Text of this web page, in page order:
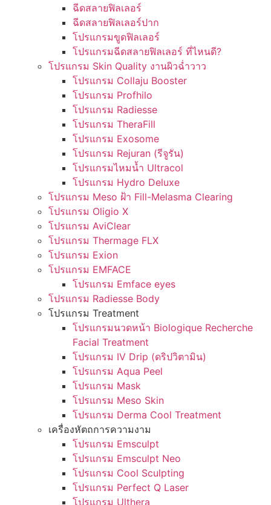
ฉีดสลายฟิลเลอร์
ฉีดสลายฟิลเลอร์ปาก
โปรแกรมขูดฟิลเลอร์
โปรแกรมฉีดสลายฟิลเลอร์ ที่ไหนดี?
โปรแกรม Skin Quality งานผิวฉ่ำวาว
โปรแกรม Collaju Booster
โปรแกรม Profhilo
โปรแกรม Radiesse
โปรแกรม TheraFill
โปรแกรม Exosome
โปรแกรม Rejuran (รีจูรัน)
โปรแกรมไหมน้ำ Ultracol
โปรแกรม Hydro Deluxe
โปรแกรม Meso ฝ้า Fill-Melasma Clearing
โปรแกรม Oligio X
โปรแกรม AviClear
โปรแกรม Thermage FLX
โปรแกรม Exion
โปรแกรม EMFACE
โปรแกรม Emface eyes
โปรแกรม Radiesse Body
โปรแกรม Treatment
โปรแกรมนวดหน้า Biologique Recherche
Facial Treatment
โปรแกรม IV Drip (ดริปวิตามิน)
โปรแกรม Aqua Peel
โปรแกรม Mask
โปรแกรม Meso Skin
โปรแกรม Derma Cool Treatment
เครื่องหัตถการความงาม
โปรแกรม Emsculpt
โปรแกรม Emsculpt Neo
โปรแกรม Cool Sculpting
โปรแกรม Perfect Q Laser
โปรแกรม Ulthera